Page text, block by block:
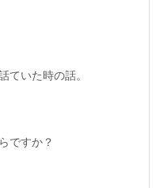
ていた時の話。
ですか？